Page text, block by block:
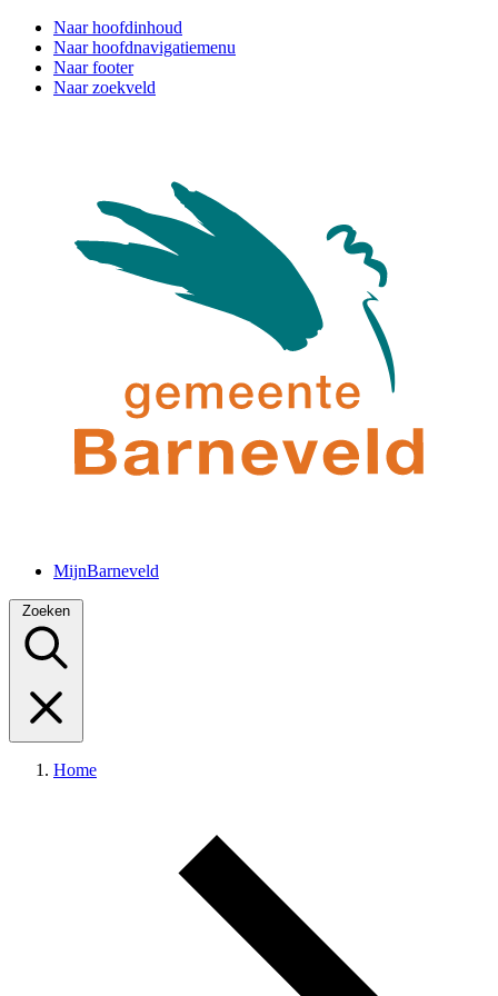
Naar hoofdinhoud
Naar hoofdnavigatiemenu
Naar footer
Naar zoekveld
MijnBarneveld
Zoeken
Home